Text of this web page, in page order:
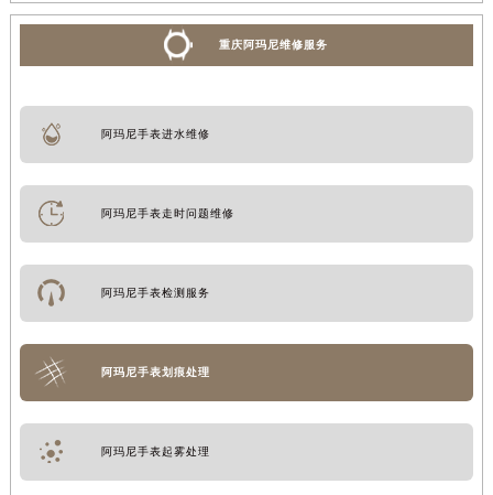
重庆阿玛尼维修服务
阿玛尼手表进水维修
阿玛尼手表走时问题维修
阿玛尼手表检测服务
阿玛尼手表划痕处理
阿玛尼手表起雾处理